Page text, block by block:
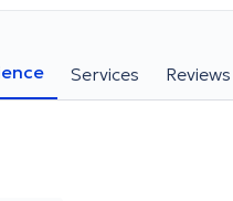
Services Reviews